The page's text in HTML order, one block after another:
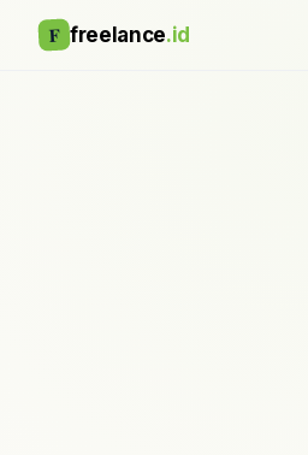
F freelance.id